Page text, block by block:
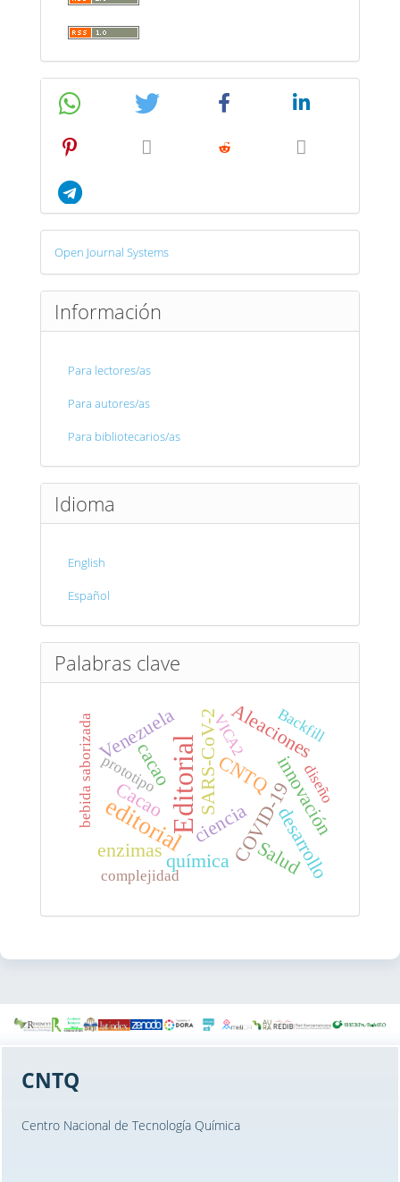
Desarrollado
por
Open Journal Systems
Información
Para lectores/as
Para autores/as
Para bibliotecarios/as
Idioma
English
Español
Palabras clave
Editorial
editorial
Cacao COVID-19
SARS-CoV-2
desarrollo
innovación
cacao
enzimas
ciencia
química
Aleaciones
Venezuela
Salud
CNTQ
complejidad
VICA2
bebida saborizada diseño
prototipo
Backfill
CNTQ
Centro Nacional de Tecnología Química